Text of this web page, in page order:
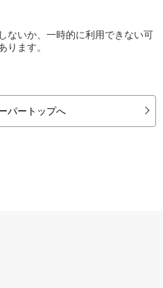
ないか、一時的に利用できない可
ります。
パートップへ